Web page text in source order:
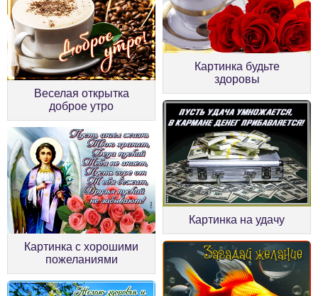
Картинка будьте
здоровы
Веселая открытка
доброе утро
Картинка на удачу
Картинка с хорошими
пожеланиями